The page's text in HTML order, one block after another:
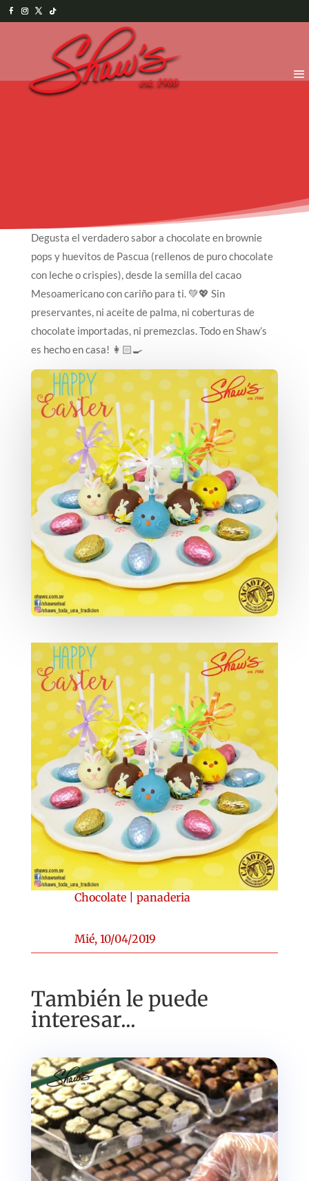
Degusta el verdadero sabor a chocolate en brownie
pops y huevitos de Pascua (rellenos de puro chocolate
con leche o crispies), desde la semilla del cacao
Mesoamericano con cariño para ti. 💚💖 Sin
preservantes, ni aceite de palma, ni coberturas de
chocolate importadas, ni premezclas. Todo en Shaw’s
es hecho en casa! 👩🏻‍🍳
Chocolate| panaderia
Mié, 10/04/2019
También le puede
interesar...